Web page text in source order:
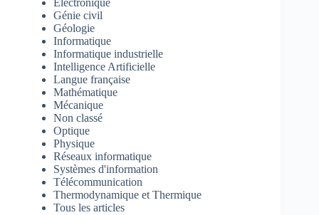
Electronique
Génie civil
Géologie
Informatique
Informatique industrielle
Intelligence Artificielle
Langue française
Mathématique
Mécanique
Non classé
Optique
Physique
Réseaux informatique
Systèmes d'information
Télécommunication
Thermodynamique et Thermique
Tous les articles